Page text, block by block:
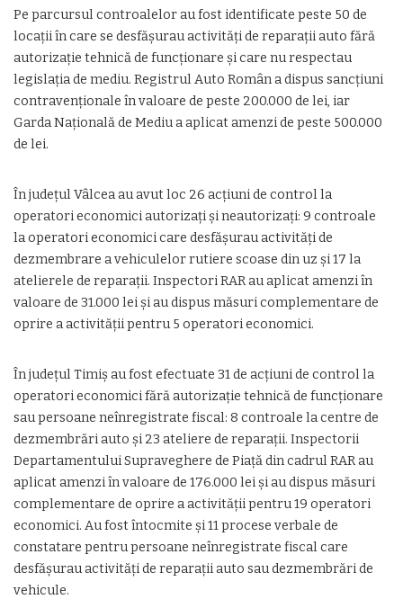
Pe parcursul controalelor au fost identificate peste 50 de
locații în care se desfășurau activități de reparații auto fără
autorizație tehnică de funcționare și care nu respectau
legislația de mediu. Registrul Auto Român a dispus sancțiuni
contravenționale în valoare de peste 200.000 de lei, iar
Garda Națională de Mediu a aplicat amenzi de peste 500.000
de lei.
În județul Vâlcea au avut loc 26 acțiuni de control la
operatori economici autorizați și neautorizați: 9 controale
la operatori economici care desfășurau activități de
dezmembrare a vehiculelor rutiere scoase din uz și 17 la
atelierele de reparații. Inspectori RAR au aplicat amenzi în
valoare de 31.000 lei și au dispus măsuri complementare de
oprire a activității pentru 5 operatori economici.
În județul Timiș au fost efectuate 31 de acțiuni de control la
operatori economici fără autorizație tehnică de funcționare
sau persoane neînregistrate fiscal: 8 controale la centre de
dezmembrări auto și 23 ateliere de reparații. Inspectorii
Departamentului Supraveghere de Piață din cadrul RAR au
aplicat amenzi în valoare de 176.000 lei și au dispus măsuri
complementare de oprire a activității pentru 19 operatori
economici. Au fost întocmite și 11 procese verbale de
constatare pentru persoane neînregistrate fiscal care
desfășurau activități de reparații auto sau dezmembrări de
vehicule.